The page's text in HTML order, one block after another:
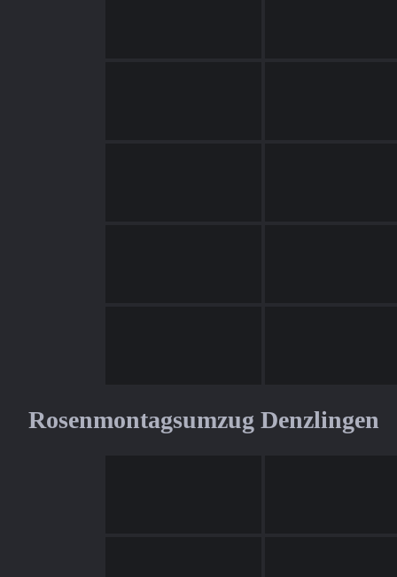
Rosenmontagsumzug Denzlingen